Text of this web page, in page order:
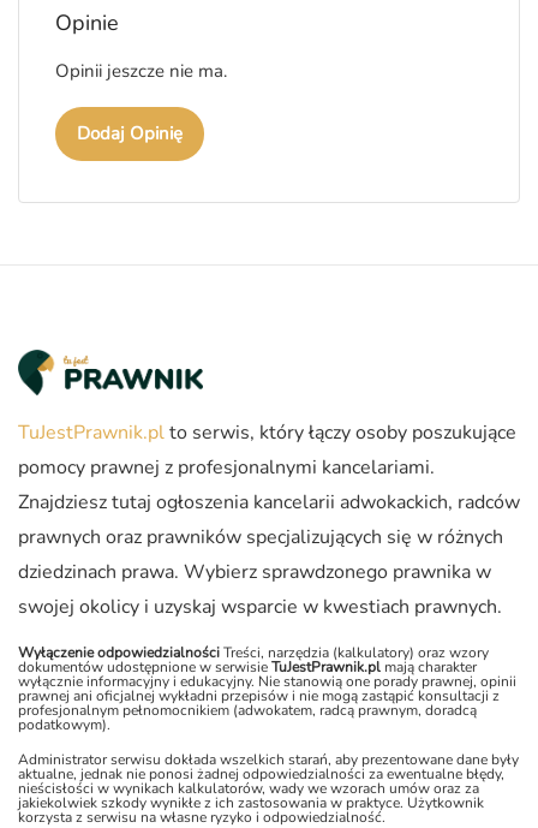
Opinie
Opinii jeszcze nie ma.
Dodaj Opinię
TuJestPrawnik.plto serwis, który łączy osoby poszukujące
pomocy prawnej z profesjonalnymi kancelariami.
Znajdziesz tutaj ogłoszenia kancelarii adwokackich, radców
prawnych oraz prawników specjalizujących się w różnych
dziedzinach prawa. Wybierz sprawdzonego prawnika w
swojej okolicy i uzyskaj wsparcie w kwestiach prawnych.
Wyłączenie odpowiedzialnościTreści, narzędzia (kalkulatory) oraz wzory
dokumentów udostępnione w serwisieTuJestPrawnik.pl mają charakter
wyłącznie informacyjny i edukacyjny. Nie stanowią one porady prawnej, opinii
prawnej ani oficjalnej wykładni przepisów i nie mogą zastąpić konsultacji z
profesjonalnym pełnomocnikiem (adwokatem, radcą prawnym, doradcą
podatkowym).
Administrator serwisu dokłada wszelkich starań, aby prezentowane dane były
aktualne, jednak nie ponosi żadnej odpowiedzialności za ewentualne błędy,
nieścisłości w wynikach kalkulatorów, wady we wzorach umów oraz za
jakiekolwiek szkody wynikłe z ich zastosowania w praktyce. Użytkownik
korzysta z serwisu na własne ryzyko i odpowiedzialność.